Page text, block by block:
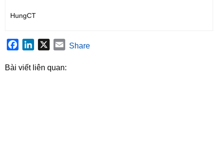
HungCT
FacebookLinkedIn Email
Share
Bài viết liên quan: